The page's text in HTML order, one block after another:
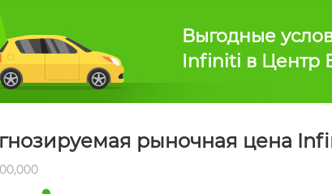
Выгодные
Infiniti в Центр
рыночная цена